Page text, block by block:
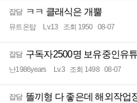
잡담 ㅋㅋ 클래식은 개뿔
뮤트온탑 Lv.13 조회 1950 08-07
잡담 구독자2500명 보유중인유
난1986years Lv.3 조회 1498 08-07
잡담 똘끼형 다 좋은데 해외작업